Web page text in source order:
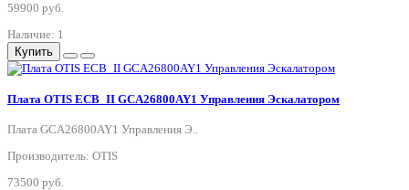
59900 руб.
Наличие: 1
Купить
Плата OTIS ECB_II GCA26800AY1 Управления Эскалатором
Плата GCA26800AY1 Управления Э..
Производитель: OTIS
73500 руб.